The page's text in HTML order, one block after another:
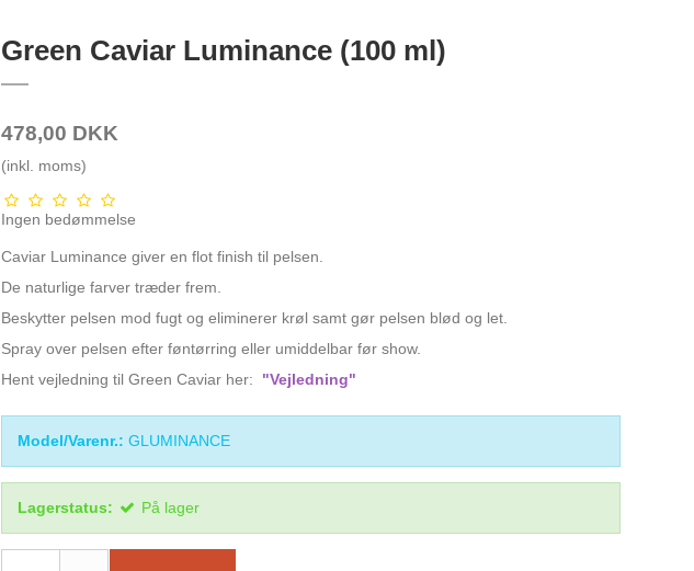
Green Caviar Luminance (100 ml)
478,00 DKK
(inkl. moms)
Ingen bedømmelse
Caviar Luminance giver en flot finish til pelsen.
De naturlige farver træder frem.
Beskytter pelsen mod fugt og eliminerer krøl samt gør pelsen blød og let.
Spray over pelsen efter føntørring eller umiddelbar før show.
Hent vejledning til Green Caviar her: "Vejledning"
Model/Varenr.: GLUMINANCE
Lagerstatus: På lager